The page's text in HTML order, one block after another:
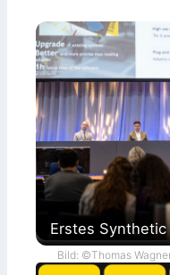
Erstes
Bild: ©Thomas